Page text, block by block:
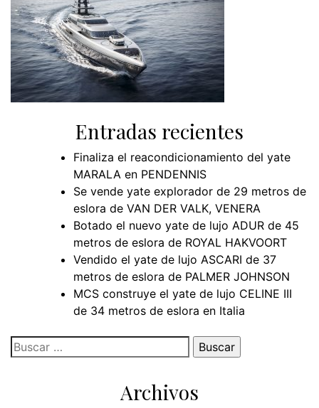
Entradas recientes
Finaliza el reacondicionamiento del yate
MARALA en PENDENNIS
Se vende yate explorador de 29 metros de
eslora de VAN DER VALK, VENERA
Botado el nuevo yate de lujo ADUR de 45
metros de eslora de ROYAL HAKVOORT
Vendido el yate de lujo ASCARI de 37
metros de eslora de PALMER JOHNSON
MCS construye el yate de lujo CELINE III
de 34 metros de eslora en Italia
Buscar:
Archivos